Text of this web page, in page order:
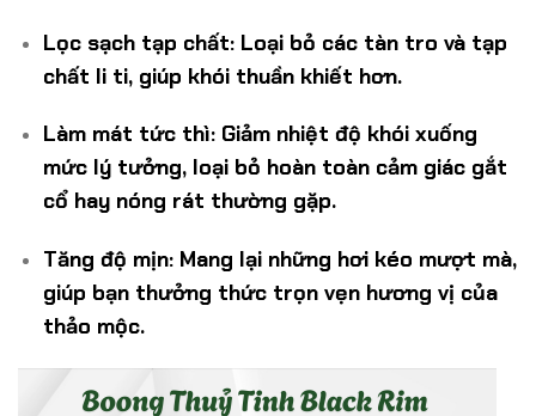
Lọc sạch tạp chất: Loại bỏ các tàn tro và tạp
chất li ti, giúp khói thuần khiết hơn.
Làm mát tức thì: Giảm nhiệt độ khói xuống
mức lý tưởng, loại bỏ hoàn toàn cảm giác gắt
cổ hay nóng rát thường gặp.
Tăng độ mịn: Mang lại những hơi kéo mượt mà,
giúp bạn thưởng thức trọn vẹn hương vị của
thảo mộc.